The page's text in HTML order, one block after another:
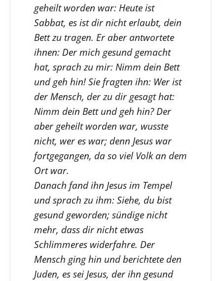
geheilt worden war: Heute ist
Sabbat, es ist dir nicht erlaubt, dein
Bett zu tragen. Er aber antwortete
ihnen: Der mich gesund gemacht
hat, sprach zu mir: Nimm dein Bett
und geh hin! Sie fragten ihn: Wer ist
der Mensch, der zu dir gesagt hat:
Nimm dein Bett und geh hin? Der
aber geheilt worden war, wusste
nicht, wer es war; denn Jesus war
fortgegangen, da so viel Volk an dem
Ort war.
Danach fand ihn Jesus im Tempel
und sprach zu ihm: Siehe, du bist
gesund geworden; sündige nicht
mehr, dass dir nicht etwas
Schlimmeres widerfahre. Der
Mensch ging hin und berichtete den
Juden, es sei Jesus, der ihn gesund